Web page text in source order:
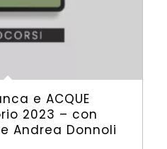
e ACQUE
2023 – con
Andrea Donnoli